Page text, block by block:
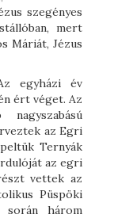
szegényes
mert
Máriát, Jézus
egyházi év
ért véget. Az
az Egri
Ternyák
az egri
vettek az
Püspöki
során három